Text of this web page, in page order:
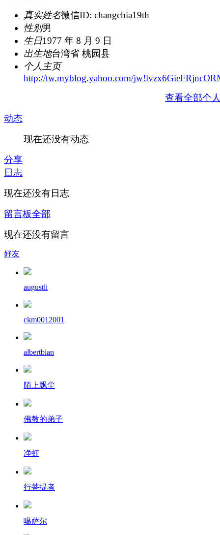
真实姓名微信ID: changchia19th
性别男
生日1977 年 8 月 9 日
出生地台湾省 桃园县
个人主页
http://tw.myblog.yahoo.com/
查看全部个
动态
现在还没有动态
分享
日志
现在还没有日志
留言板全部
现在还没有留言
好友
augustli
ckm0012001
albertbian
陌上飘尘
佛教的弟子
净虹
行菩提者
噶萨尔